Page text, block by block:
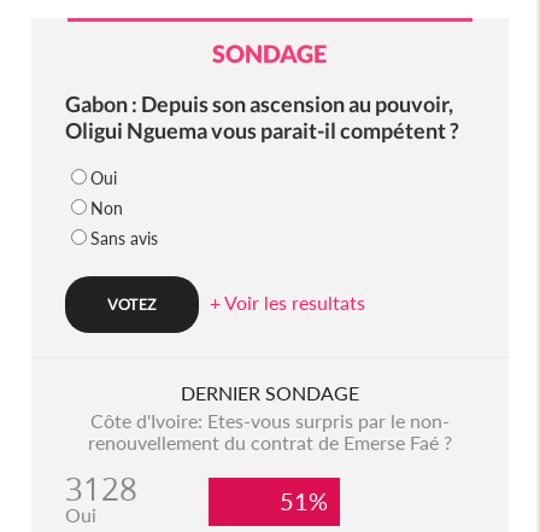
SONDAGE
Gabon : Depuis son ascension au pouvoir,
Oligui Nguema vous parait-il compétent ?
Oui
Non
Sans avis
+ Voir les resultats
DERNIER SONDAGE
Côte d'Ivoire: Etes-vous surpris par le non-
renouvellement du contrat de Emerse Faé ?
3128
Oui 51%